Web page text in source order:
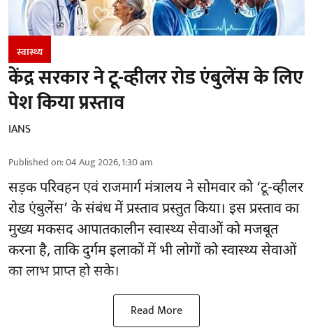
स्वास्थ्य
केंद्र सरकार ने टू-व्हीलर रोड एंबुलेंस के लिए
पेश किया प्रस्ताव
IANS
Published on:04 Aug 2026, 1:30 am
सड़क परिवहन एवं राजमार्ग मंत्रालय ने सोमवार को ‘टू-व्हीलर
रोड एंबुलेंस’ के संबंध में प्रस्ताव प्रस्तुत किया। इस प्रस्ताव का
मुख्य मकसद आपातकालीन स्वास्थ्य सेवाओं को मजबूत
करना है, ताकि दुर्गम इलाकों में भी लोगों को स्वास्थ्य सेवाओं
का लाभ प्राप्त हो सके।
Read More